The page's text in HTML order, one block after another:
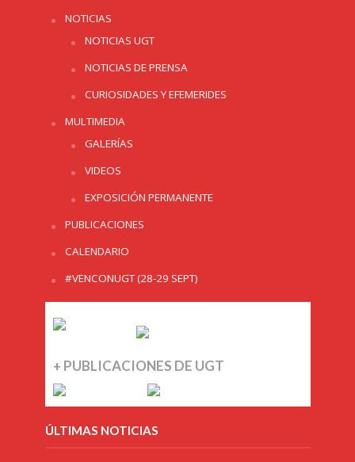
NOTICIAS
NOTICIAS UGT
NOTICIAS DE PRENSA
CURIOSIDADES Y EFEMERIDES
MULTIMEDIA
GALERÍAS
VIDEOS
EXPOSICIÓN PERMANENTE
PUBLICACIONES
CALENDARIO
#VENCONUGT (28-29 SEPT)
+ PUBLICACIONES DE UGT
ÚLTIMAS NOTICIAS